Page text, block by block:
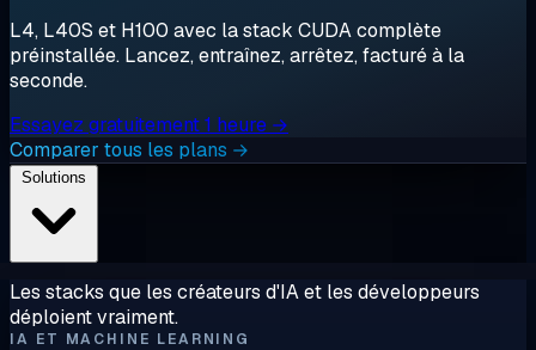
L4, L40S et H100 avec la stack CUDA complète
préinstallée. Lancez, entraînez, arrêtez, facturé à la
seconde.
Essayez gratuitement 1 heure →
Comparer tous les plans →
Les stacks que les créateurs d'IA et les développeurs
déploient vraiment.
IA ET MACHINE LEARNING